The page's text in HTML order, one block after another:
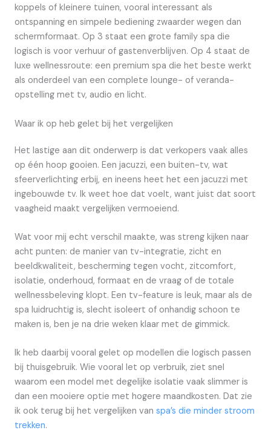
koppels of kleinere tuinen, vooral interessant als
ontspanning en simpele bediening zwaarder wegen dan
schermformaat. Op 3 staat een grote family spa die
logisch is voor verhuur of gastenverblijven. Op 4 staat de
luxe wellnessroute: een premium spa die het beste werkt
als onderdeel van een complete lounge- of veranda-
opstelling met tv, audio en licht.
Waar ik op heb gelet bij het vergelijken
Het lastige aan dit onderwerp is dat verkopers vaak alles
op één hoop gooien. Een jacuzzi, een buiten-tv, wat
sfeerverlichting erbij, en ineens heet het een jacuzzi met
ingebouwde tv. Ik weet hoe dat voelt, want juist dat soort
vaagheid maakt vergelijken vermoeiend.
Wat voor mij echt verschil maakte, was streng kijken naar
acht punten: de manier van tv-integratie, zicht en
beeldkwaliteit, bescherming tegen vocht, zitcomfort,
isolatie, onderhoud, formaat en de vraag of de totale
wellnessbeleving klopt. Een tv-feature is leuk, maar als de
spa luidruchtig is, slecht isoleert of onhandig schoon te
maken is, ben je na drie weken klaar met de gimmick.
Ik heb daarbij vooral gelet op modellen die logisch passen
bij thuisgebruik. Wie vooral let op verbruik, ziet snel
waarom een model met degelijke isolatie vaak slimmer is
dan een mooiere optie met hogere maandkosten. Dat zie
ik ook terug bij het vergelijken van spa’s die minder stroom
trekken.